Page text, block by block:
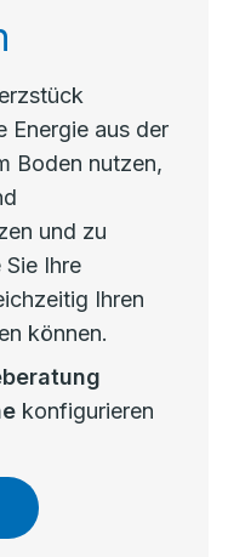
Energie aus der
Boden nutzen,
und zu
Ihre
Ihren
können.
konfigurieren